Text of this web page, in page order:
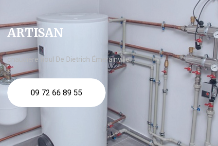
ARTISAN
chaudière fioul De Dietrich Émerainville
09 72 66 89 55